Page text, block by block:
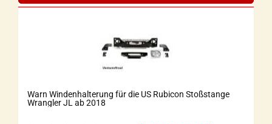
Warn Windenhalterung für die US Rubicon Stoßstange
Wrangler JL ab 2018